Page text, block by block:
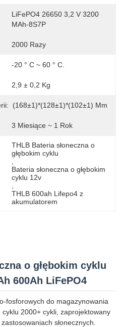
LiFePO4 26650 3,2 V 3200
MAh-8S7P
2000 Razy
-20 ° C ~ 60 ° C.
2,9 ± 0,2 Kg
(168±1)*(128±1)*(102±1) Mm
3 Miesiące ~ 1 Rok
THLB Bateria słoneczna o
głębokim cyklu
Bateria słoneczna o głębokim
cyklu 12v
THLB 600ah Lifepo4 z
akumulatorem
o głębokim cyklu
600Ah LiFePO4
fosforowych do magazynowania
cyklu 2000+ cykli, zaprojektowany
słonecznych.